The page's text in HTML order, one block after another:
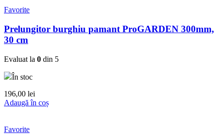
Favorite
Prelungitor burghiu pamant ProGARDEN 300mm,
30 cm
Evaluat la 0 din 5
În stoc
196,00 lei
Adaugă în coș
Favorite